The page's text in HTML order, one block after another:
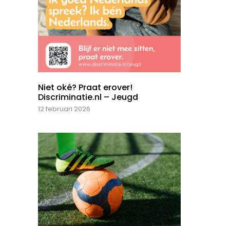
Niet oké? Praat erover!
Discriminatie.nl – Jeugd
12 februari 2026